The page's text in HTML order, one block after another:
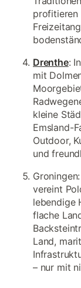
profitieren
Drenthe:
mit
kleine
Emsland-
Outdoor,
und
vereint
lebendige
flache
Land,
– nur mit